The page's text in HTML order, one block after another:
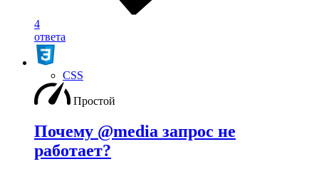
4
ответа
CSS
Простой
Почему @media запрос не
работает?